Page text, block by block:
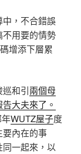
，不合錯誤
用要的情勢
增添下層累
和引兩個母
大夫來了。
WUTZ屋子度
內在的事
一起來，以